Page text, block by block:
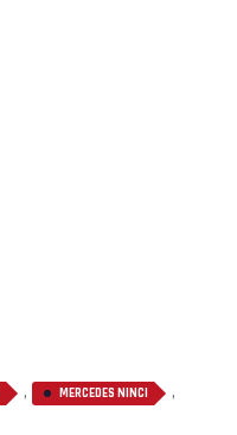
, MERCEDES NINCI ,